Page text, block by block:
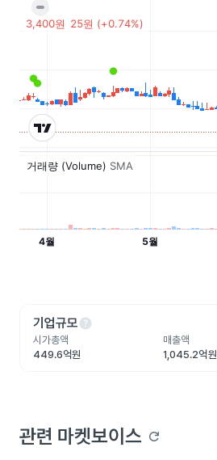
기업규모help
시가총액
449.6억원
매출액
1,045.2억원
관련 마켓보이스 refresh